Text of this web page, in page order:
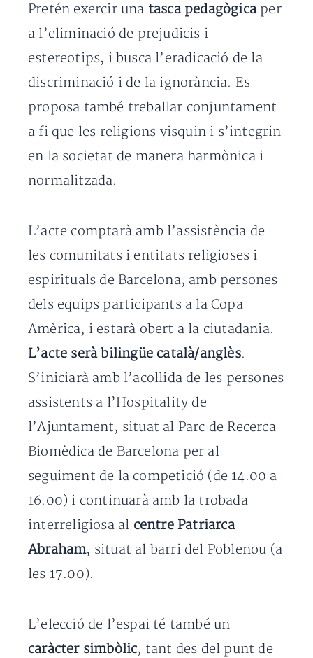
Pretén exercir una tasca pedagògicaper
a l’eliminació de prejudicis i
estereotips, i busca l’eradicació de la
discriminació i de la ignorància. Es
proposa també treballar conjuntament
a fi que les religions visquin i s’integrin
en la societat de manera harmònica i
normalitzada.
L’acte comptarà amb l’assistència de
les comunitats i entitats religioses i
espirituals de Barcelona, amb persones
dels equips participants a la Copa
Amèrica, i estarà obert a la ciutadania.
L’acte serà bilingüe català/anglès.
S’iniciarà amb l’acollida de les persones
assistents a l’Hospitality de
l’Ajuntament, situat al Parc de Recerca
Biomèdica de Barcelona per al
seguiment de la competició (de 14.00 a
16.00) i continuarà amb la trobada
interreligiosa al centre Patriarca
Abraham, situat al barri del Poblenou (a
les 17.00).
L’elecció de l’espai té també un
caràcter simbòlic, tant des del punt de